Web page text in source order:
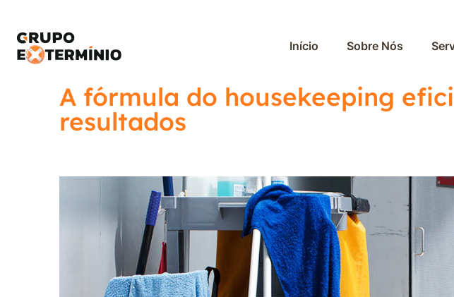
Início Sobre Nós
A fórmula do housekeeping
resultados